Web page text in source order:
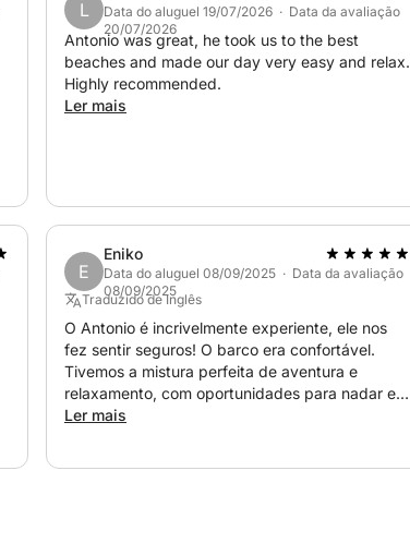
L
Data do aluguel 19/07/2026 · Data da avaliação
20/07/2026
Antonio was great, he took us to the best
beaches and made our day very easy and relax.
Highly recommended.
Ler mais
E
Eniko
Data do aluguel 08/09/2025 · Data da avaliação
08/09/2025
Traduzido de Inglês
O Antonio é incrivelmente experiente, ele nos
fez sentir seguros! O barco era confortável.
Tivemos a mistura perfeita de aventura e
relaxamento, com oportunidades para nadar e
tirar fotos. Nos divertimos muito, especialmente
Ler mais